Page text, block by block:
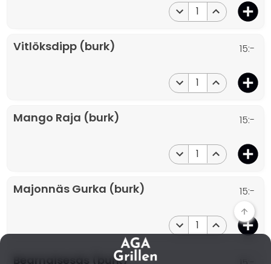
1
Vitlöksdipp (burk)
1
15:-
Mango Raja (burk)
1
15:-
Majonnäs Gurka (burk)
1
15:-
Bearnaisesås (burk)